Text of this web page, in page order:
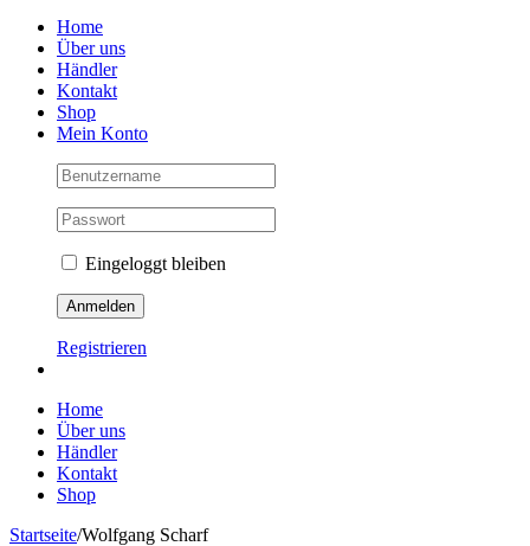
Home
Über uns
Händler
Kontakt
Shop
Mein Konto
Eingeloggt bleiben
Registrieren
Home
Über uns
Händler
Kontakt
Shop
Startseite/Wolfgang Scharf